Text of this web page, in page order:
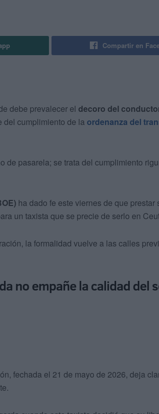
Compartir en
debe prevalecer el decoro del
del cumplimiento de la ordenanza del
de pasarela; se trata del cumplimiento
ha dado fe este viernes de que prestar
un taxista que se precie de serlo en
la formalidad vuelve a las calles
no empañe la calidad del
fechada el 21 de mayo de 2026, deja